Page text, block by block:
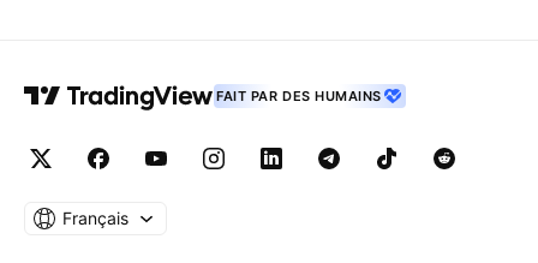
FAIT PAR DES HUMAINS
Français